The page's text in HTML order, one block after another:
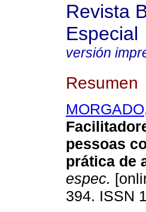
Revista
Especial
versión
Resumen
pessoas
prática de
espec.
394. ISSN